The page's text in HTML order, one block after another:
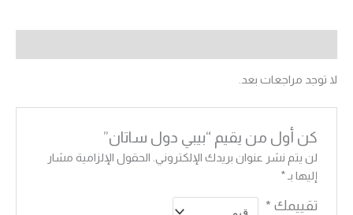
لا توجد مراجعات بعد.
كن أول من يقيم “بيبي دول ساتان”
لن يتم نشر عنوان بريدك الإلكتروني. الحقول الإلزامية مشار
إليها بـ*
تقييمك *